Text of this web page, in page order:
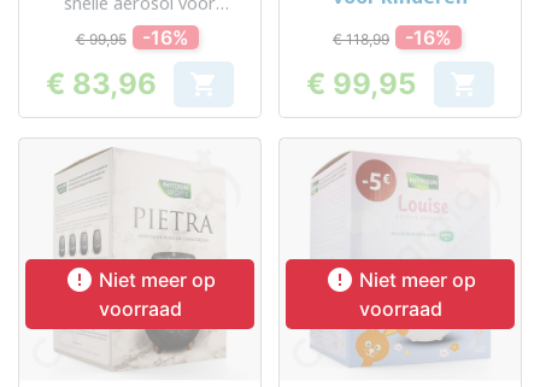
kinderen
€ 99,95 -16%
Prijs
€ 83,96 
€ 118,99 -16%
Prijs
€ 99,95 
 Niet meer op
voorraad
 Niet meer op
voorraad